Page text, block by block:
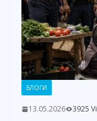
БЛОГИ
13.05.2026 3925